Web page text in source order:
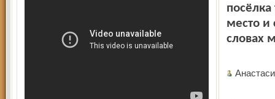
место и
словах